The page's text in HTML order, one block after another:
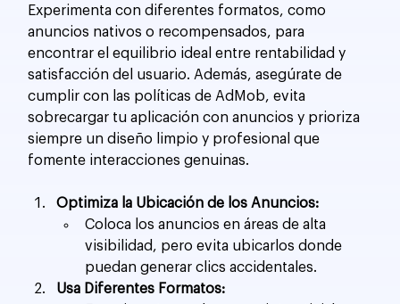
Experimenta con diferentes formatos, como
anuncios nativos o recompensados, para
encontrar el equilibrio ideal entre rentabilidad y
satisfacción del usuario. Además, asegúrate de
cumplir con las políticas de AdMob, evita
sobrecargar tu aplicación con anuncios y prioriza
siempre un diseño limpio y profesional que
fomente interacciones genuinas.
Optimiza la Ubicación de los Anuncios:
Coloca los anuncios en áreas de alta
visibilidad, pero evita ubicarlos donde
puedan generar clics accidentales.
Usa Diferentes Formatos: